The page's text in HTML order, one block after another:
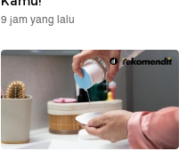
9 jam yang lalu